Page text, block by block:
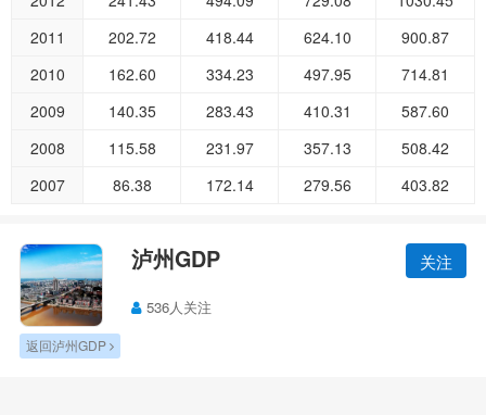
2011
202.72 418.44 624.10
900.87
2010
162.60 334.23 497.95
714.81
2009
140.35 283.43 410.31
587.60
2008
115.58 231.97 357.13
508.42
2007
86.38 172.14 279.56 403.82
泸州GDP 关注
536人关注
返回泸州GDP